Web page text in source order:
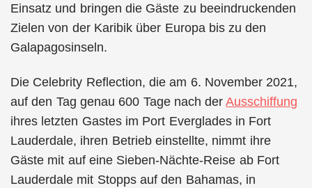
Einsatz und bringen die Gäste zu beeindruckenden
Zielen von der Karibik über Europa bis zu den
Galapagosinseln.
Die Celebrity Reflection, die am 6. November 2021,
auf den Tag genau 600 Tage nach derAusschiffung
ihres letzten Gastes im Port Everglades in Fort
Lauderdale, ihren Betrieb einstellte, nimmt ihre
Gäste mit auf eine Sieben-Nächte-Reise ab Fort
Lauderdale mit Stopps auf den Bahamas, in